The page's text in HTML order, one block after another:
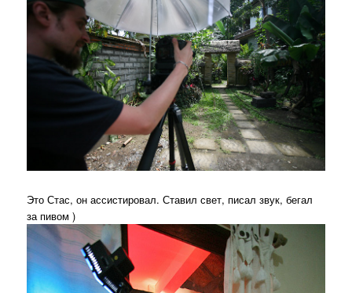
Это Стас, он ассистировал. Ставил свет, писал звук, бегал
за пивом )